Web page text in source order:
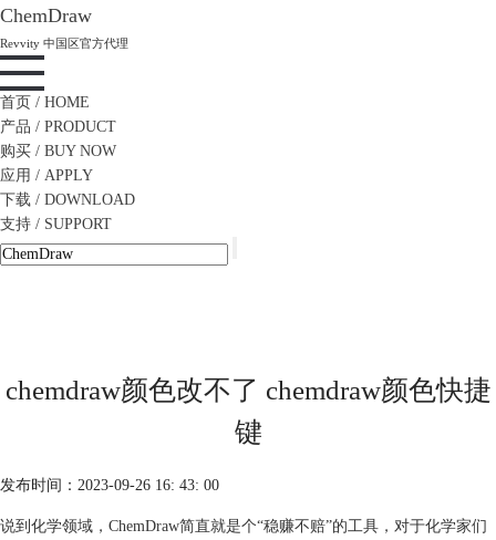
ChemDraw
Revvity 中国区官方代理
首页 / HOME
产品 / PRODUCT
购买 / BUY NOW
应用 / APPLY
下载 / DOWNLOAD
支持 / SUPPORT
chemdraw颜色改不了 chemdraw颜色快捷
键
发布时间：2023-09-26 16: 43: 00
说到化学领域，ChemDraw简直就是个“稳赚不赔”的工具，对于化学家们